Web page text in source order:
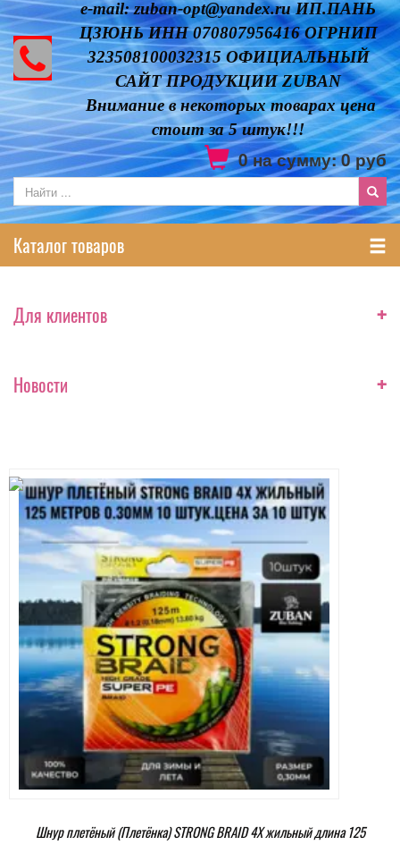
e-mail: zuban-opt@yandex.ru ИП.ПАНЬ
ЦЗЮНЬ ИНН 070807956416 ОГРНИП
323508100032315 ОФИЦИАЛЬНЫЙ
САЙТ ПРОДУКЦИИ ZUBAN
Внимание в некоторых товарах цена
стоит за 5 штук!!!
0на сумму:0руб
Каталог товаров
Для клиентов +
Новости +
Шнур плетёный (Плетёнка) STRONG BRAID 4Х жильный длина 125